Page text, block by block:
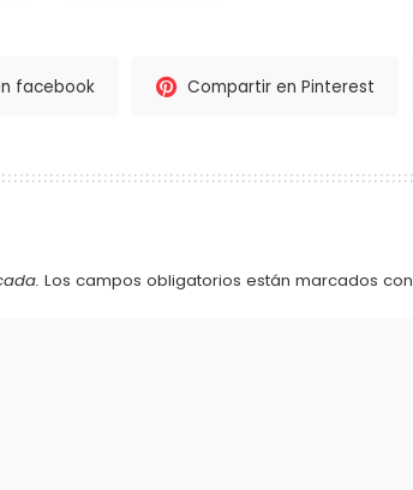
facebook Compartir en Pinterest
Los campos obligatorios están marcados con